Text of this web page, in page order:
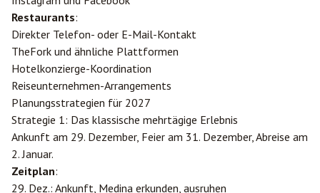
Restaurants:
Direkter Telefon- oder E-Mail-Kontakt
TheFork und ähnliche Plattformen
Hotelkonzierge-Koordination
Reiseunternehmen-Arrangements
Planungsstrategien für 2027
Strategie 1: Das klassische mehrtägige Erlebnis
Ankunft am 29. Dezember, Feier am 31. Dezember, Abreise am
2. Januar.
Zeitplan:
29. Dez.: Ankunft, Medina erkunden, ausruhen